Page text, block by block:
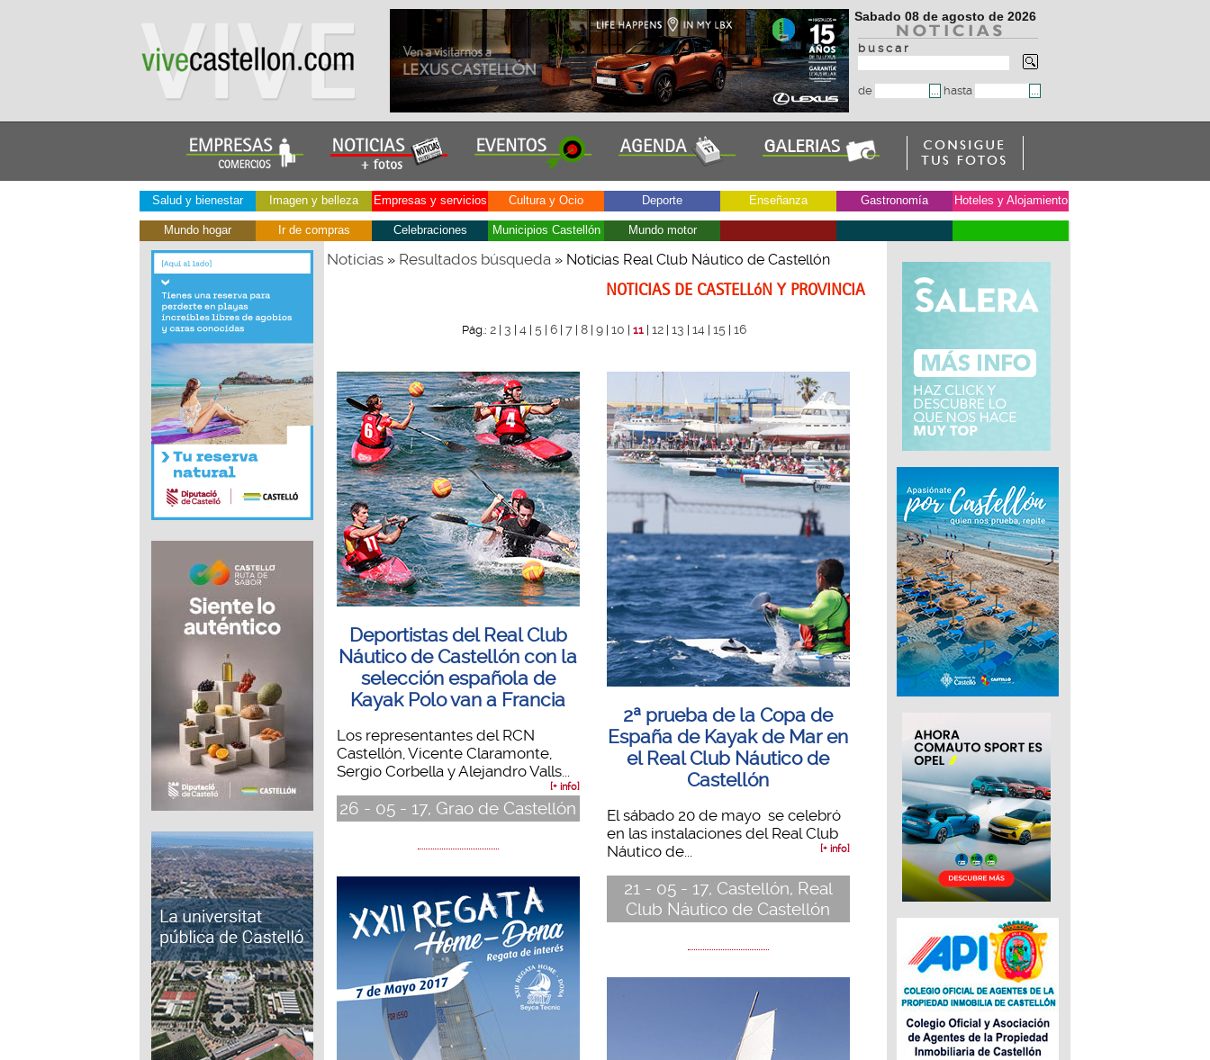
Sabado 08 de agosto de 2026
b u s c a r
de hasta
Salud y bienestar Imagen y belleza Empresas y servicios Cultura y Ocio Deporte Enseñanza Gastronomía Hoteles y Alojamiento
Mundo hogar Ir de compras Celebraciones Municipios Castellón Mundo motor
Noticias» Resultados búsqueda» Noticias Real Club Náutico de Castellón
NOTICIAS DE CASTELLóN Y PROVINCIA
Pág.: 2 3 4 5 6 7 8 9 10 11 12 13 14 15 16
Deportistas del Real Club
Náutico de Castellón con la
selección española de
Kayak Polo van a Francia
Los representantes del RCN
Castellón, Vicente Claramonte,
Sergio Corbella y Alejandro Valls...
[+ info]
26 - 05 - 17, Grao de Castellón
2ª prueba de la Copa de
España de Kayak de Mar en
el Real Club Náutico de
Castellón
El sábado 20 de mayo se celebró
en las instalaciones del Real Club
Náutico de...
[+ info]
21 - 05 - 17, Castellón, Real
Club Náutico de Castellón